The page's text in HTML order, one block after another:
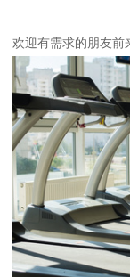
欢迎有需求的朋友前